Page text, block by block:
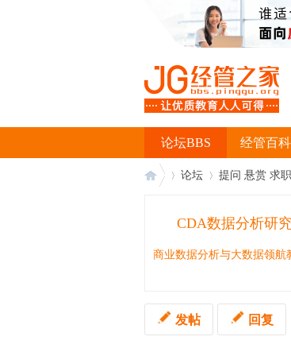
经管百科
论坛BBS
论坛 提问 悬赏 求
CDA数据分析研
商业数据分析与大数据领航
发帖 回复